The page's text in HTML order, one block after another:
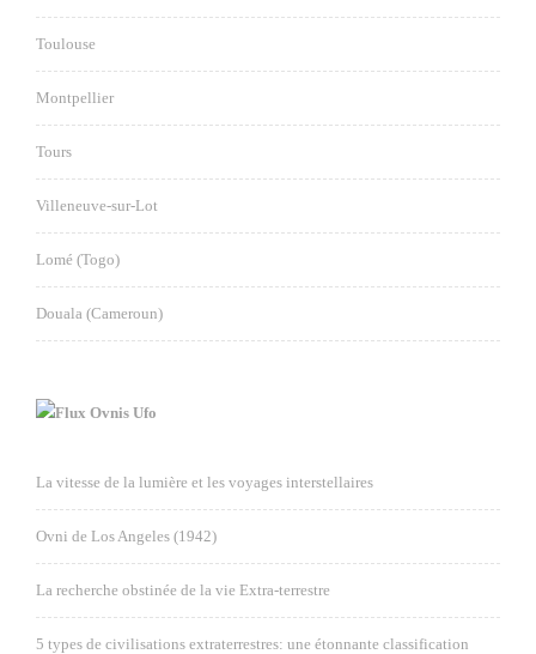
Toulouse
Montpellier
Tours
Villeneuve-sur-Lot
Lomé (Togo)
Douala (Cameroun)
Ovnis Ufo
La vitesse de la lumière et les voyages interstellaires
Ovni de Los Angeles (1942)
La recherche obstinée de la vie Extra-terrestre
5 types de civilisations extraterrestres: une étonnante classification